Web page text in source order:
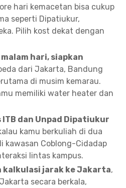
hari kemacetan bisa cukup
seperti Dipatiukur,
Pilih kost dekat dengan
hari, siapkan
dari Jakarta, Bandung
di musim kemarau.
memiliki water heater dan
dan Unpad Dipatiukur
kamu berkuliah di dua
kawasan Coblong-Cidadap
lintas kampus.
kalkulasi jarak ke Jakarta,
secara berkala,